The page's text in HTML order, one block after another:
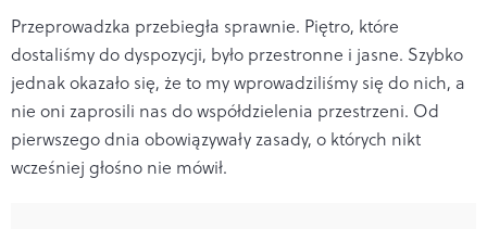
Przeprowadzka przebiegła sprawnie. Piętro, które
dostaliśmy do dyspozycji, było przestronne i jasne. Szybko
jednak okazało się, że to my wprowadziliśmy się do nich, a
nie oni zaprosili nas do współdzielenia przestrzeni. Od
pierwszego dnia obowiązywały zasady, o których nikt
wcześniej głośno nie mówił.